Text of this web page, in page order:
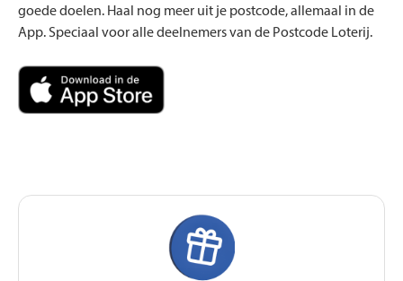
goede doelen. Haal nog meer uit je postcode, allemaal in de
App. Speciaal voor alle deelnemers van de Postcode Loterij.